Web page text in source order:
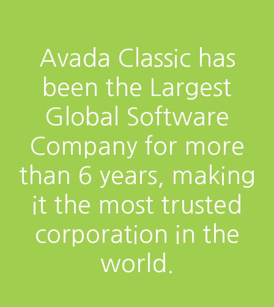
Avada Classic has
been the Largest
Global Software
Company for more
than 6 years, making
it the most trusted
corporation in the
world.